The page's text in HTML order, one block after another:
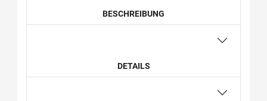
BESCHREIBUNG
DETAILS